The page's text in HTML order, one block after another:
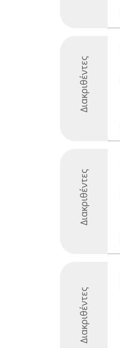
Διακριθέντες
Διακριθέντες
Διακριθέντες